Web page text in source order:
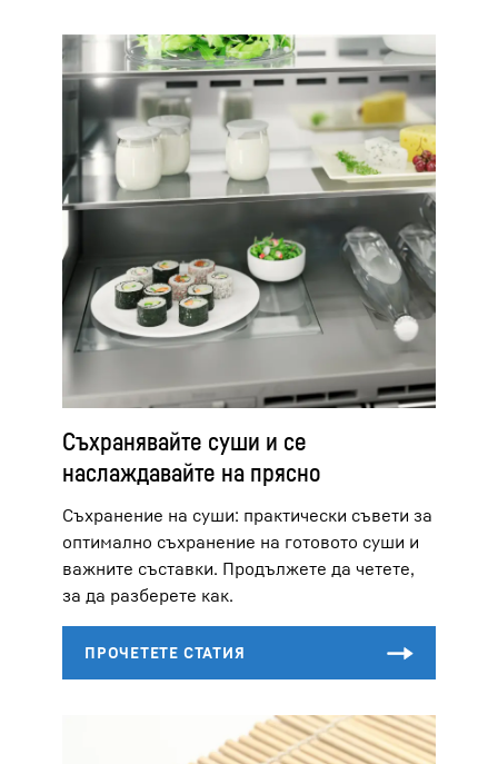
Съхранявайте суши и се
наслаждавайте на прясно
Съхранение на суши: практически съвети за
оптимално съхранение на готовото суши и
важните съставки. Продължете да четете,
за да разберете как.